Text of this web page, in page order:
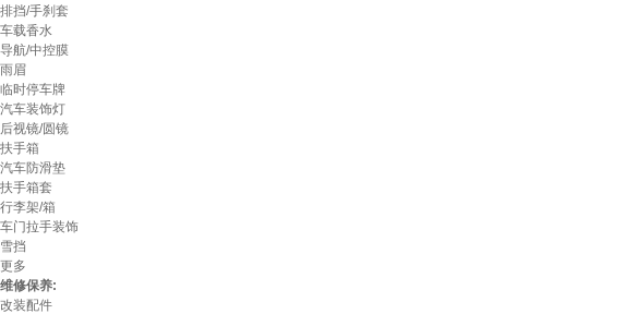
排挡/手刹套
车载香水
导航/中控膜
雨眉
临时停车牌
汽车装饰灯
后视镜/圆镜
扶手箱
汽车防滑垫
扶手箱套
行李架/箱
车门拉手装饰
雪挡
更多
维修保养:
改装配件